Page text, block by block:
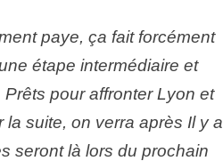
paye, ça fait forcément
étape intermédiaire et
Prêts pour affronter Lyon et
suite, on verra après Il y a
seront là lors du prochain